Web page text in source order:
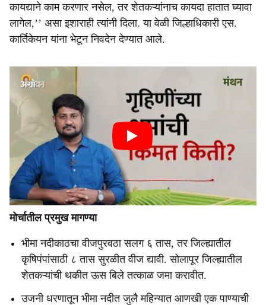
कायद्याने काम करणार नसेल, तर शेतकऱ्यांनाच कायदा हातात घ्यावा
लागेल,’’ असा इशाराही त्यांनी दिला. या वेळी जिल्हाधिकारी एस.
कार्तिकेयन यांना भेटून निवदेन देण्यात आले.
मोर्चातील प्रमुख मागण्या
भीमा नदीकाठचा वीजपुरवठा सलग ६ तास, तर जिल्ह्यातील
कृषिपंपांसाठी ८ तास सुरळीत वीज द्यावी. सोलापूर जिल्ह्यातील
शेतकऱ्यांची थकीत ऊस बिले तत्काळ जमा करावीत.
उजनी धरणातून भीमा नदीत जुलै महिन्यात आणखी एक पाण्याची